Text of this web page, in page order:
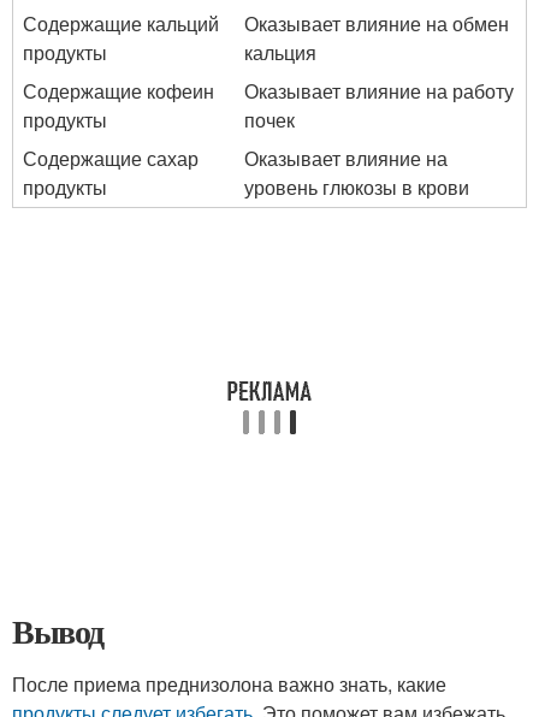
Содержащие кальций
продукты
Оказывает влияние на обмен
кальция
Содержащие кофеин
продукты
Оказывает влияние на работу
почек
Содержащие сахар
продукты
Оказывает влияние на
уровень глюкозы в крови
Вывод
После приема преднизолона важно знать, какие